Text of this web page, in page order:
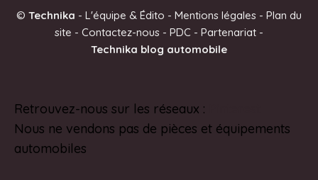
© Technika - L'équipe & Édito - Mentions légales - Plan du
site - Contactez-nous - PDC - Partenariat -
Technika blog automobile
Retrouvez-nous sur les réseaux :
Nous ne vendons pas de pièces et équipements
automobiles